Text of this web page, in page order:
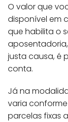
O valor que
disponível em
que habilita o
justa causa, é
conta.
Já na
varia
parcelas fixas